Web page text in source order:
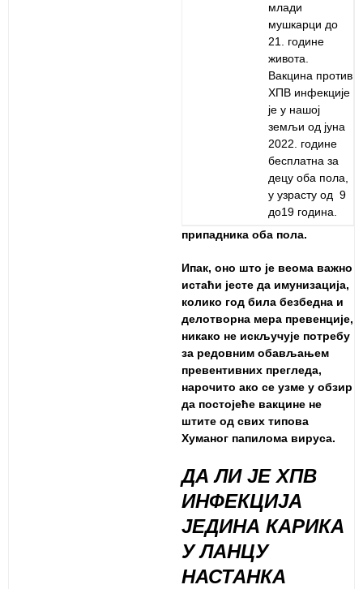
млади
мушкарци до
21. године
живота.
Вакцина против
ХПВ инфекције
је у нашој
земљи од јуна
2022. године
бесплатна за
децу оба пола,
у узрасту од 9
до19 година.
припадника оба пола.
Ипак, оно што је веома важно
истаћи јесте да имунизација,
колико год била безбедна и
делотворна мера превенције,
никако не искључује потребу
за редовним обављањем
превентивних прегледа,
нарочито ако се узме у обзир
да постојеће вакцине не
штите од свих типова
Хуманог папилома вируса.
ДА ЛИ ЈЕ ХПВ
ИНФЕКЦИЈА
ЈЕДИНА КАРИКА
У ЛАНЦУ
НАСТАНКА